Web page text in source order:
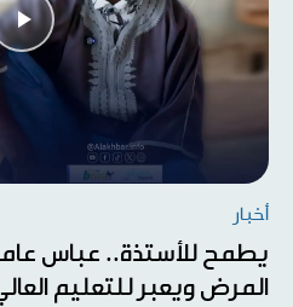
أخبار
يطمح للأستذة.. عباس
المرض ويعبر للتعليم